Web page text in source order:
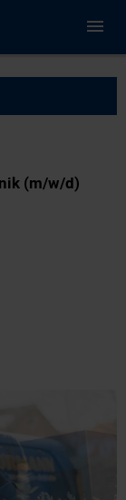
(m/w/d)